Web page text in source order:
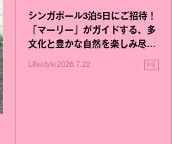
シンガポール3泊5日にご招待！
「マーリー」がガイドする、多
文化と豊かな自然を楽しみ尽く
Lifestyle2026.7.22 PR